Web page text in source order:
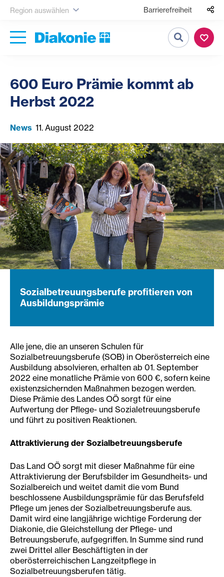
Region auswählen Barrierefreiheit
Suche
600 Euro Prämie kommt ab
Herbst 2022
News 11. August 2022
Sozialbetreuungsberufe profitieren von
Ausbildungsprämie
Alle jene, die an unseren Schulen für
Sozialbetreuungsberufe (SOB) in Oberösterreich eine
Ausbildung absolvieren, erhalten ab 01. September
2022 eine monatliche Prämie von 600 €, sofern keine
existenzsichernden Maßnahmen bezogen werden.
Diese Prämie des Landes OÖ sorgt für eine
Aufwertung der Pflege- und Sozialetreuungsberufe
und führt zu positiven Reaktionen.
Attraktivierung der Sozialbetreuungsberufe
Das Land OÖ sorgt mit dieser Maßnahme für eine
Attraktivierung der Berufsbilder im Gesundheits- und
Sozialbereich und weitet damit die vom Bund
beschlossene Ausbildungsprämie für das Berufsfeld
Pflege um jenes der Sozialbetreuungsberufe aus.
Damit wird eine langjährige wichtige Forderung der
Diakonie, die Gleichstellung der Pflege- und
Betreuungsberufe, aufgegriffen. In Summe sind rund
zwei Drittel aller Beschäftigten in der
oberösterreichischen Langzeitpflege in
Sozialbetreuungsberufen tätig.